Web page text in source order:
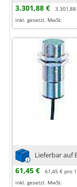
3.301,88 €
inkl. gesetzl. MwSt.
Lieferbar auf
61,45 €
61,45 € pro
inkl. gesetzl. MwSt.